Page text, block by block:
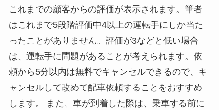
これまでの顧客からの評価が表示されます。筆者
はこれまで5段階評価中4以上の運転手にしか当た
ったことがありません。評価が3などと低い場合
は、運転手に問題があることが考えられます。依
頼から5分以内は無料でキャンセルできるので、キ
ャンセルして改めて配車依頼することをおすすめ
します。 また、車が到着した際は、乗車する前に